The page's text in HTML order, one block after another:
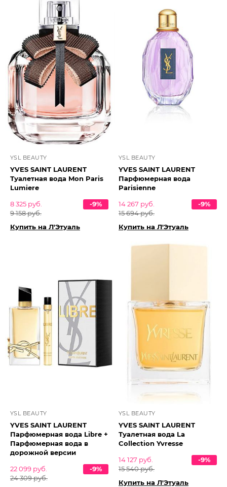
YSL BEAUTY
YVES SAINT LAURENT
Туалетная вода Mon Paris
Lumiere
8 325 руб.
9 158 руб.
-9%
Купить на Л'Этуаль
YSL BEAUTY
YVES SAINT LAURENT
Парфюмерная вода
Parisienne
14 267 руб.
15 694 руб.
-9%
Купить на Л'Этуаль
YSL BEAUTY
YVES SAINT LAURENT
Парфюмерная вода Libre +
Парфюмерная вода в
дорожной версии
22 099 руб.
24 309 руб.
-9%
YSL BEAUTY
YVES SAINT LAURENT
Туалетная вода La
Collection Yvresse
14 127 руб.
15 540 руб.
-9%
Купить на Л'Этуаль